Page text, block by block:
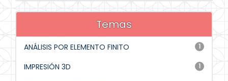
Temas
1
ANÁLISIS POR ELEMENTO FINITO
1
IMPRESIÓN 3D